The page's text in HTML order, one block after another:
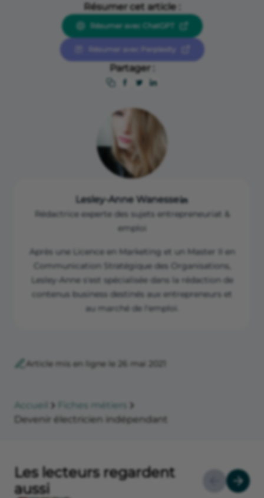
Résumer cet article :
Résumer avec ChatGPT
Résumer avec Perplexity
Partager :
Lesley-Anne Wanesse
Rédactrice experte des sujets entrepreneuriat &
emploi
Après une Licence en Marketing et un Master II en
Communication Stratégique des Organisations,
Lesley-Anne s'est spécialisée dans la rédaction de
contenus business destinés aux entrepreneurs et
au marché de l'emploi.
Article mis en ligne le 26 mai 2021
Accueil
Fiches métiers
Devenir électricien indépendant
Les lecteurs regardent
aussi